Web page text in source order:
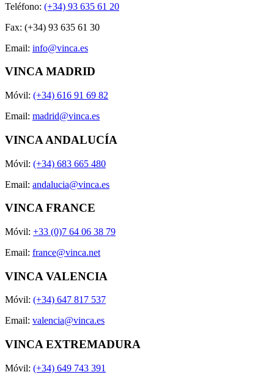
Teléfono: (+34) 93 635 61 20
Fax: (+34) 93 635 61 30
Email: info@vinca.es
VINCA MADRID
Móvil: (+34) 616 91 69 82
Email: madrid@vinca.es
VINCA ANDALUCÍA
Móvil: (+34) 683 665 480
Email: andalucia@vinca.es
VINCA FRANCE
Móvil: +33 (0)7 64 06 38 79
Email: france@vinca.net
VINCA VALENCIA
Móvil: (+34) 647 817 537
Email: valencia@vinca.es
VINCA EXTREMADURA
Móvil: (+34) 649 743 391